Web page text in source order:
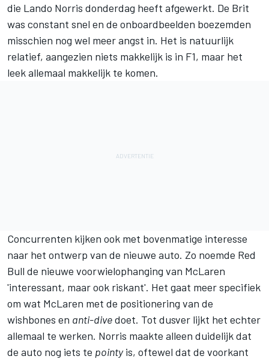
die Lando Norris donderdag heeft afgewerkt. De Brit
was constant snel en de onboardbeelden boezemden
misschien nog wel meer angst in. Het is natuurlijk
relatief, aangezien niets makkelijk is in F1, maar het
leek allemaal makkelijk te komen.
Concurrenten kijken ook met bovenmatige interesse
naar het ontwerp van de nieuwe auto. Zo noemde Red
Bull de nieuwe voorwielophanging van McLaren
'interessant, maar ook riskant'. Het gaat meer specifiek
om wat McLaren met de positionering van de
wishbones en anti-divedoet. Tot dusver lijkt het echter
allemaal te werken. Norris maakte alleen duidelijk dat
de auto nog iets te pointyis, oftewel dat de voorkant